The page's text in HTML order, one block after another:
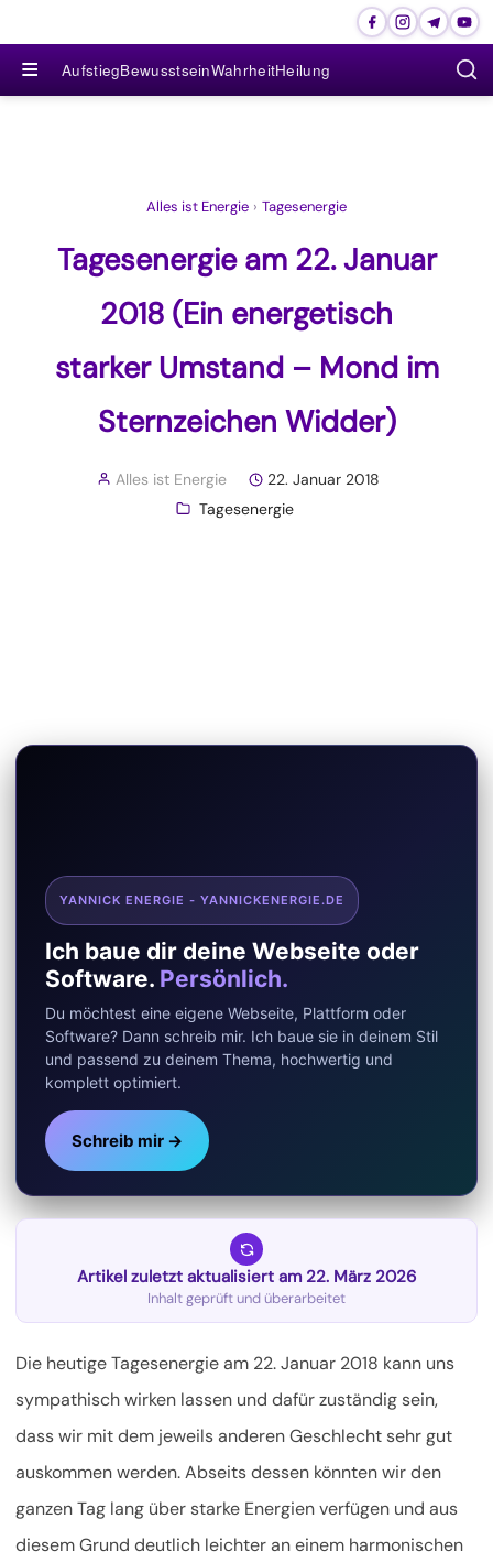
≡ AufstiegBewusstseinWahrheitHeilung
Alles ist Energie › Tagesenergie
Tagesenergie am 22. Januar
2018 (Ein energetisch
starker Umstand – Mond im
Sternzeichen Widder)
Alles ist Energie
22. Januar 2018
Tagesenergie
YANNICK ENERGIE - YANNICKENERGIE.DE
Ich baue dir deine Webseite oder
Software. Persönlich.
Du möchtest eine eigene Webseite, Plattform oder
Software? Dann schreib mir. Ich baue sie in deinem Stil
und passend zu deinem Thema, hochwertig und
komplett optimiert.
Schreib mir →
Artikel zuletzt aktualisiert am 22. März 2026
Inhalt geprüft und überarbeitet
Die heutige Tagesenergie am 22. Januar 2018 kann uns
sympathisch wirken lassen und dafür zuständig sein,
dass wir mit dem jeweils anderen Geschlecht sehr gut
auskommen werden. Abseits dessen könnten wir den
ganzen Tag lang über starke Energien verfügen und aus
diesem Grund deutlich leichter an einem harmonischen